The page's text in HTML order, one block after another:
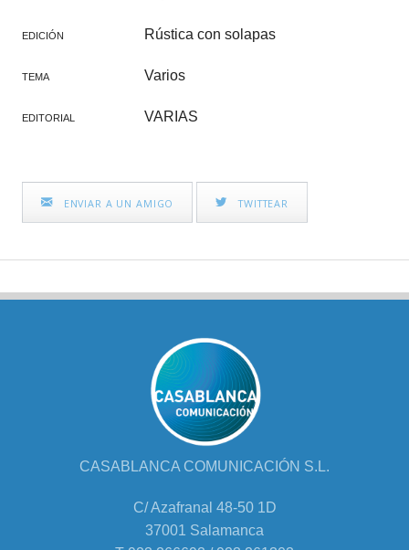
EDICIÓN Rústica con solapas
TEMA Varios
EDITORIAL VARIAS
ENVIAR A UN AMIGO TWITTEAR
CASABLANCA COMUNICACIÓN S.L.
C/ Azafranal 48-50 1D
37001 Salamanca